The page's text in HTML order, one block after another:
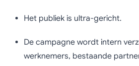
Het publiek is ultra-gericht.
De campagne wordt intern
werknemers, bestaande